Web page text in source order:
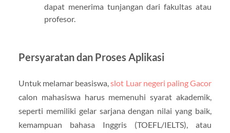
dapat menerima tunjangan dari fakultas atau
profesor.
Persyaratan dan Proses Aplikasi
Untuk melamar beasiswa,slot Luar negeri paling Gacor
calon mahasiswa harus memenuhi syarat akademik,
seperti memiliki gelar sarjana dengan nilai yang baik,
kemampuan bahasa Inggris (TOEFL/IELTS), atau